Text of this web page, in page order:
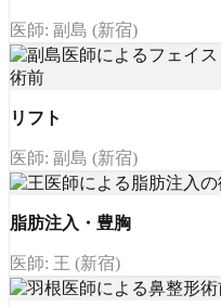
医師: 副島 (新宿)
リフト
医師: 副島 (新宿)
脂肪注入・豊胸
医師: 王 (新宿)